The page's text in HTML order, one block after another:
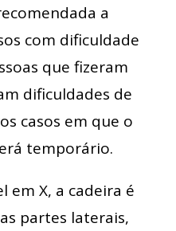
a
com dificuldade
que fizeram
dificuldades de
casos em que o
temporário.
em X, a cadeira é
partes laterais,